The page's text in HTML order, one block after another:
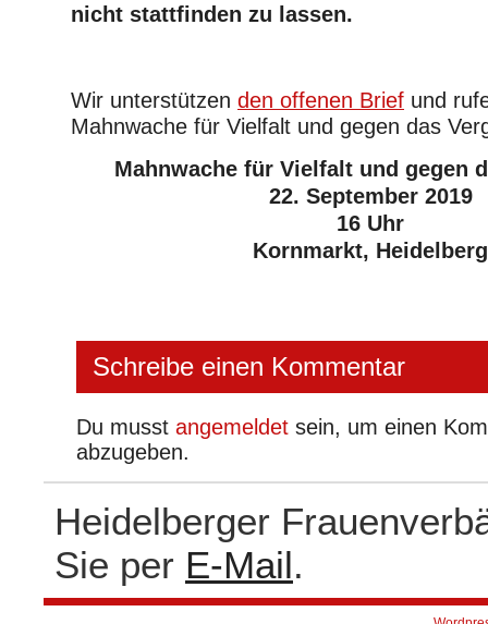
nicht stattfinden zu lassen.
Wir unterstützen den offenen Brief und
Mahnwache für Vielfalt und gegen das
Mahnwache für Vielfalt und gegen
22. September 2019
16 Uhr
Kornmarkt, Heidelberg
Schreibe einen Kommentar
Du musst angemeldet sein, um einen
abzugeben.
Heidelberger
Sie per E-Mail.